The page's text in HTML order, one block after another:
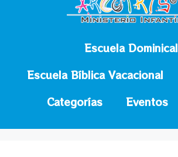
Escuela Dominical
Escuela Bíblica Vacacional
Categorías
Eventos